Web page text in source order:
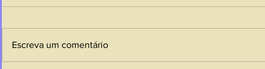
Escreva um comentário